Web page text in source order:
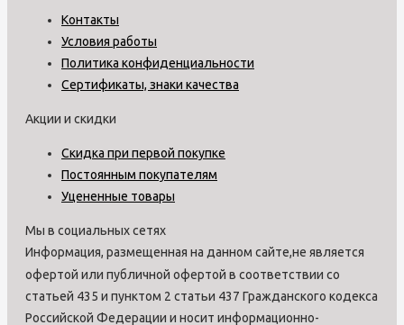
Контакты
Условия работы
Политика конфиденциальности
Сертификаты, знаки качества
Акции и скидки
Скидка при первой покупке
Постоянным покупателям
Уцененные товары
Мы в социальных сетях
Информация, размещенная на данном сайте,не является
офертой или публичной офертой в соответствии со
статьей 435 и пунктом 2 статьи 437 Гражданского кодекса
Российской Федерации и носит информационно-